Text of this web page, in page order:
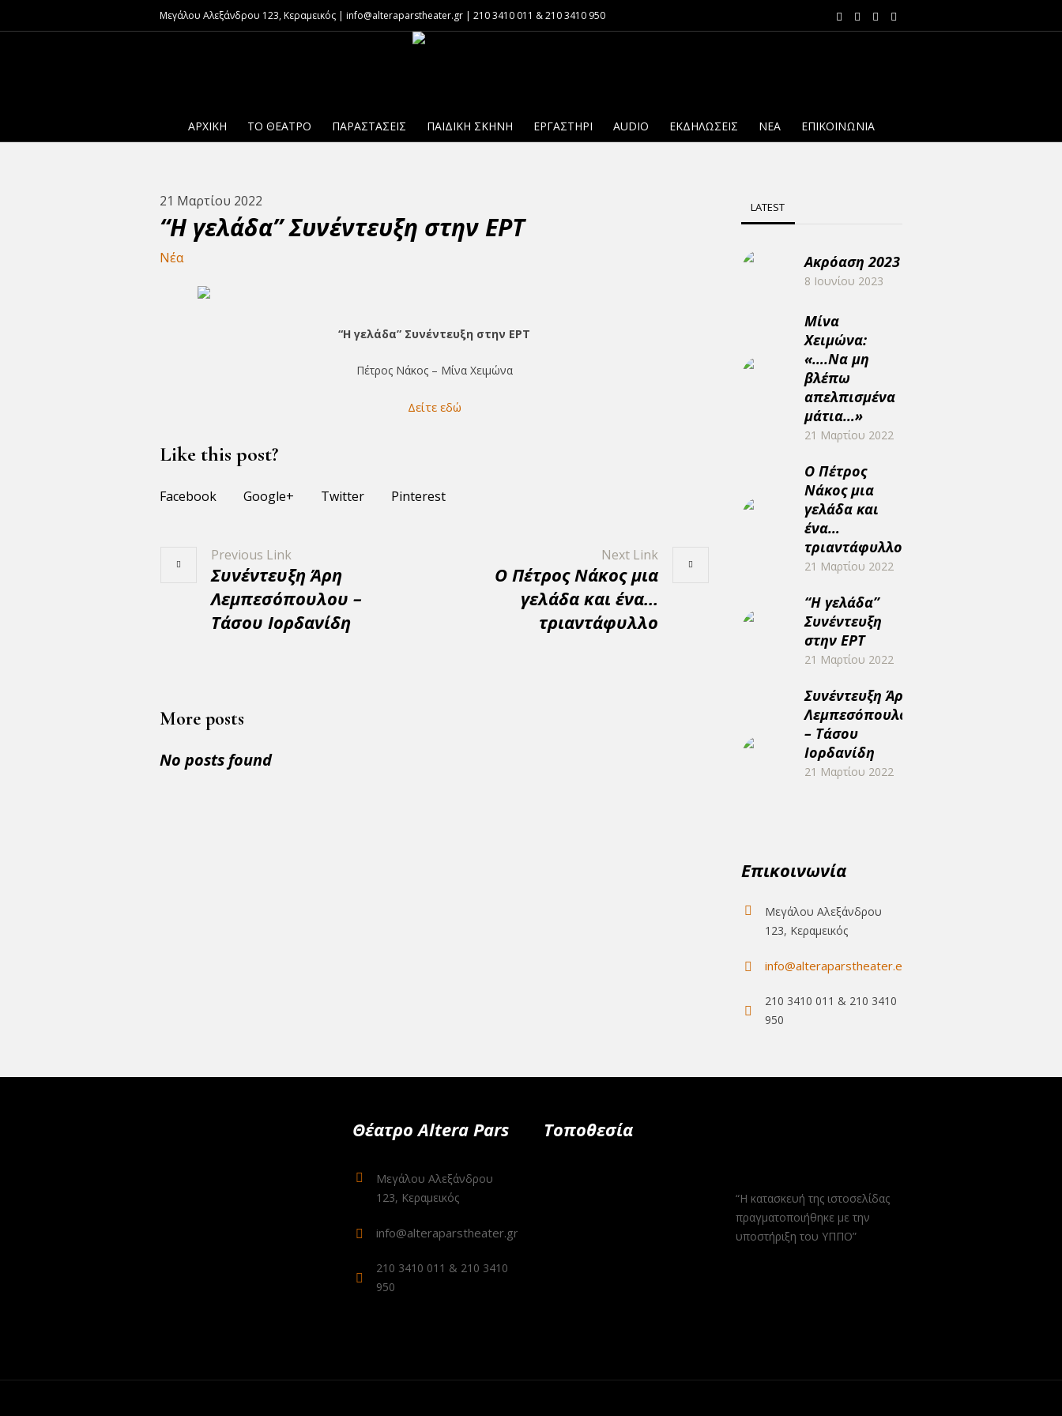
Μεγάλου Αλεξάνδρου 123, Κεραμεικός | info@alteraparstheater.gr | 210 3410 011 & 210 3410 950
ΑΡΧΙΚΉ ΤΟ ΘΈΑΤΡΟ ΠΑΡΑΣΤΆΣΕΙΣ ΠΑΙΔΙΚΗ ΣΚΗΝΗ ΕΡΓΑΣΤΉΡΙ AUDIO ΕΚΔΗΛΏΣΕΙΣ NΈΑ ΕΠΙΚΟΙΝΩΝΊΑ
21 Μαρτίου 2022
“Η γελάδα” Συνέντευξη στην ΕΡΤ
Νέα
“Η γελάδα” Συνέντευξη στην ΕΡΤ
Πέτρος Νάκος – Μίνα Χειμώνα
Δείτε εδώ
Like this post?
Facebook Google+ Twitter Pinterest
Previous Link
Συνέντευξη Άρη
Λεμπεσόπουλου –
Τάσου Ιορδανίδη
Next Link
Ο Πέτρος Νάκος μια
γελάδα και ένα…
τριαντάφυλλο
More posts
No posts found
LATEST
Ακρόαση 2023
8 Ιουνίου 2023
Μίνα
Χειμώνα:
«….Να μη
βλέπω
απελπισμένα
μάτια…»
21 Μαρτίου 2022
Ο Πέτρος
Νάκος μια
γελάδα και
ένα…
τριαντάφυλλο
21 Μαρτίου 2022
“Η γελάδα”
Συνέντευξη
στην ΕΡΤ
21 Μαρτίου 2022
Συνέντευξη Άρη
Λεμπεσόπουλου
– Τάσου
Ιορδανίδη
21 Μαρτίου 2022
Επικοινωνία
Μεγάλου Αλεξάνδρου
123, Κεραμεικός
info@alteraparstheater.eu
210 3410 011 & 210 3410
950
Θέατρο Altera Pars
Μεγάλου Αλεξάνδρου
123, Κεραμεικός
info@alteraparstheater.gr
210 3410 011 & 210 3410
950
Τοποθεσία
“Η κατασκευή της ιστοσελίδας
πραγματοποιήθηκε με την
υποστήριξη του ΥΠΠΟ”